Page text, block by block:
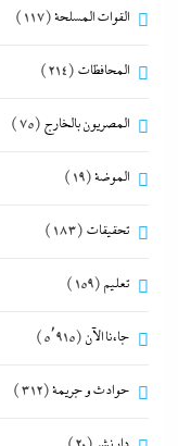
القوات المسلحة(117)
المحافظات (214)
المصريون بالخارج (75)
الموضة(19)
تحقيقات (183)
تعليم (159)
جاءنا الآن (5٬915)
حوادث و جريمة(312)